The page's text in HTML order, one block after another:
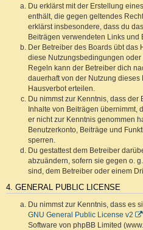
Du erklärst mit der Erstellung
enthält, die gegen geltendes
erklärst insbesondere, dass du
Beiträgen verwendeten Links und
Der Betreiber des Boards übt das
diese Nutzungsbedingungen
Regeln kann der Betreiber dich
dauerhaft von der Nutzung
Hausverbot erteilen.
Du nimmst zur Kenntnis, dass
Inhalte von Beiträgen übernimmt,
er nicht zur Kenntnis genommen
Benutzerkonto, Beiträge und
sperren.
Du gestattest dem Betreiber
abzuändern, sofern sie gegen o.
sind, dem Betreiber oder einem
4. GENERAL PUBLIC LICENSE
Du nimmst zur Kenntnis, dass es
GNU General Public License v2
Software von phpBB Limited